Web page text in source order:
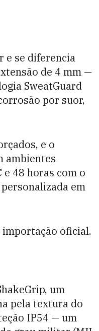
e se diferencia
de 4 mm —
SweatGuard
por suor,
e o
ambientes
e 48 horas com o
em
importação oficial.
um
pela textura do
IP54 — um